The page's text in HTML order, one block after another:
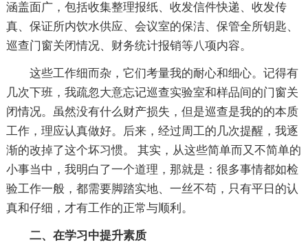
涵盖面广，包括收集整理报纸、收发信件快递、收发传
真、保证所内饮水供应、会议室的保洁、保管全所钥匙、
巡查门窗关闭情况、财务统计报销等八项内容。
这些工作细而杂，它们考量我的耐心和细心。记得有
几次下班，我疏忽大意忘记巡查实验室和样品间的门窗关
闭情况。虽然没有什么财产损失，但是巡查是我的的本质
工作，理应认真做好。后来，经过周工的几次提醒，我逐
渐的改掉了这个坏习惯。 其实，从这些简单而又不简单的
小事当中，我明白了一个道理，那就是：很多事情都如检
验工作一般，都需要脚踏实地、一丝不苟，只有平日的认
真和仔细，才有工作的正常与顺利。
二、在学习中提升素质